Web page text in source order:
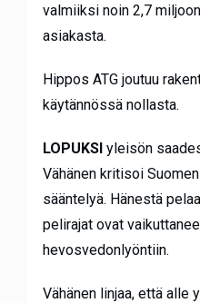
valmiiksi noin 2,7
asiakasta.
Hippos ATG joutuu
käytännössä nollasta.
LOPUKSI yleisön
Vähänen kritisoi
sääntelyä. Hänestä
pelirajat ovat
hevosvedonlyöntiin.
Vähänen linjaa, että alle